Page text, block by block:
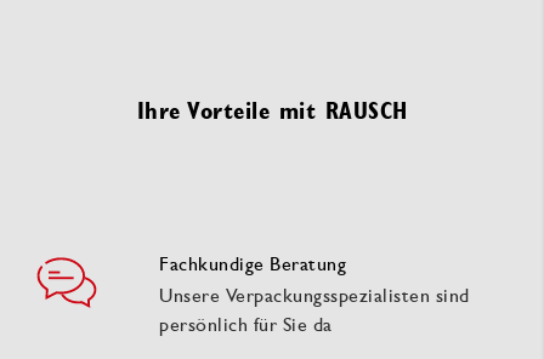
Ihre Vorteile mit RAUSCH
Fachkundige Beratung
Unsere Verpackungsspezialisten sind
persönlich für Sie da